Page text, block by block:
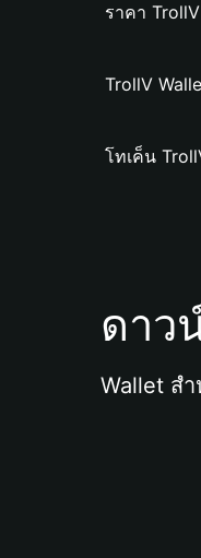
ราคา
TrollV
โทเค็น
ดาว
Wallet ส